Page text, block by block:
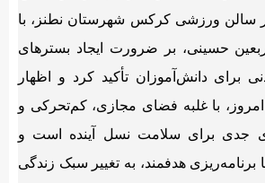
سالن ورزشی کرکس شهرستان نطنز، با
حسینی، بر ضرورت ایجاد بسترهای
برای دانش‌آموزان تأکید کرد و اظهار
با غلبه فضای مجازی، کم‌تحرکی و
جدی برای سلامت نسل آینده است و
هدفمند، به تغییر سبک زندگی